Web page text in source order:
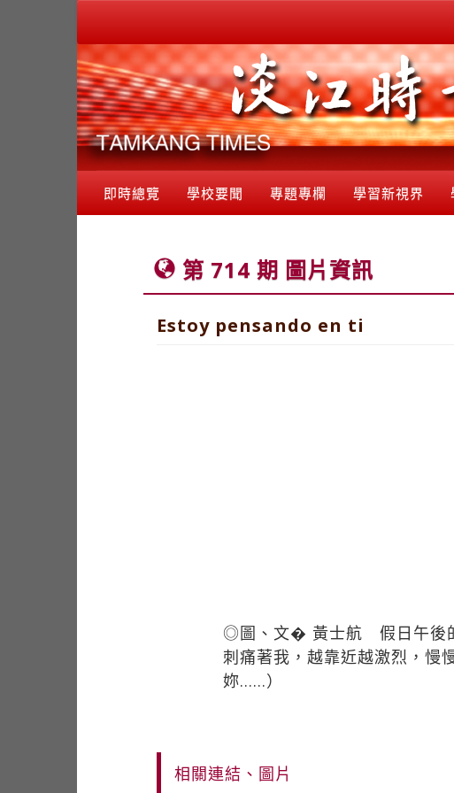
即時總覽 學校要聞 專題專欄 學習新視界
第 714 期 圖片資訊
Estoy pensando en ti
◎圖、文� 黃士航 假日午後的
刺痛著我，越靠近越激烈，
妳......）
相關連結、圖片